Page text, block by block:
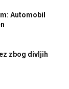
Automobil
zbog divljih